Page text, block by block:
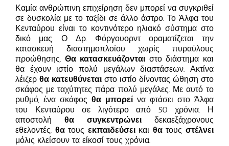
Καμία ανθρώπινη επιχείρηση δεν μπορεί να συγκριθεί
σε δυσκολία με το ταξίδι σε άλλο άστρο. Το Άλφα του
Κενταύρου είναι το κοντινότερο ηλιακό σύστημα στο
δικό μας. Ο Δρ. Φόργουορντ οραματίζεται την
κατασκευή διαστημοπλοίου χωρίς πυραύλους
προώθησης. Θα κατασκευάζονται στο διάστημα και
θα έχουν ιστίο πολύ μεγάλων διαστάσεων. Ακτίνα
λέιζερ θα κατευθύνεται στο ιστίο δίνοντας ώθηση στο
σκάφος με ταχύτητες πάρα πολύ μεγάλες. Με αυτό το
ρυθμό, ένα σκάφος θα μπορεί να φτάσει στο Άλφα
του Κενταύρου σε λιγότερο από 50 χρόνια. Η
αποστολή θα συγκεντρώνει δεκαεξάχρονους
εθελοντές, θατους εκπαιδεύσεικαι θατουςστέλνει
μόλις κλείσουν τα είκοσί τους χρόνια.